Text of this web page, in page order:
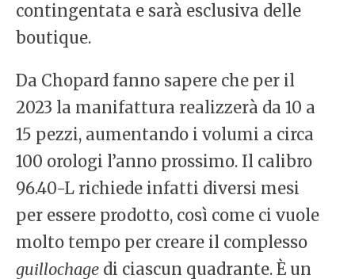
contingentata e sarà esclusiva delle
boutique.
Da Chopard fanno sapere che per il
2023 la manifattura realizzerà da 10 a
15 pezzi, aumentando i volumi a circa
100 orologi l’anno prossimo. Il calibro
96.40-L richiede infatti diversi mesi
per essere prodotto, così come ci vuole
molto tempo per creare il complesso
guillochage di ciascun quadrante. È un